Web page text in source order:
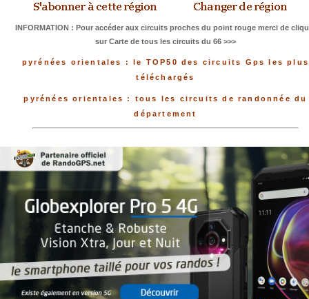
INFORMATION : Pour accéder aux circuits proches du point rouge merci de
sur Carte de tous les circuits du 66 >>>
pyrénées orientales : le TOP50 des circuits Gps les plus
téléchargés
pyrénées orientales : tous les circuits de randonnée du
département